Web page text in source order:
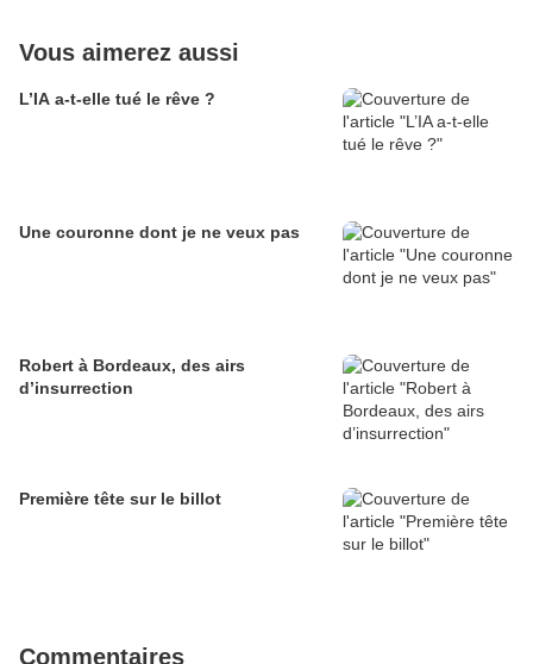
Vous aimerez aussi
L’IA a-t-elle tué le rêve ?
Une couronne dont je ne veux pas
Robert à Bordeaux, des airs
d’insurrection
Première tête sur le billot
Commentaires